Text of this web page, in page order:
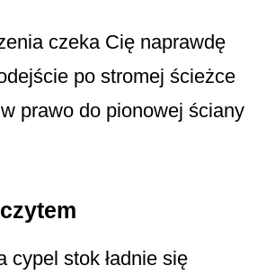
czeka Cię naprawdę
po stromej ścieżce
prawo do pionowej ściany
cypel stok ładnie się